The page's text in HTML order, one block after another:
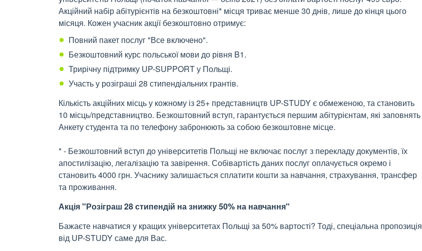
Акційний набір абітурієнтів на безкоштовні* місця триває менше 30 днів, лише до кінця цього
місяця. Кожен учасник акції безкоштовно отримує:
Повний пакет послуг "Все включено".
Безкоштовний курс польської мови до рівня B1.
Трирічну підтримку UP-SUPPORT у Польщі.
Участь у розіграші 28 стипендіальних грантів.
Кількість акційних місць у кожному із 25+ представництв UP-STUDY є обмеженою, та становить
10 місць/представництво. Безкоштовний вступ, гарантується першим абітурієнтам, які заповнять
Анкету студента та по телефону забронюють за собою безкоштовне місце.
* - Безкоштовний вступ до університетів Польщі не включає послуг з перекладу документів, їх
апостилізацію, легалізацію та завірення. Собівартість даних послуг оплачується окремо і
становить 4000 грн. Учаснику залишається сплатити кошти за навчання, страхування, трансфер
та проживання.
Акція "Розіграш 28 стипендій на знижку 50% на навчання"
Бажаєте навчатися у кращих університетах Польщі за 50% вартості? Тоді, спеціальна пропозиція
від UP-STUDY саме для Вас.